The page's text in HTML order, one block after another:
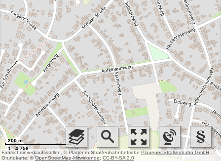
Fahrscheinverkaufsstellen, © Plauener Straßenbahnbetriebe Plauener Straßenbahn GmbH
Grundkarte: ©OpenStreetMap-Mitwirkende; CC-BY-SA 2.0
200 m
1 : 4.758